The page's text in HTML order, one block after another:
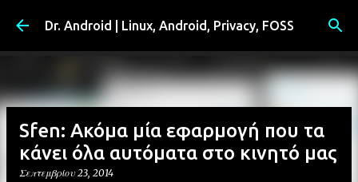
Μετάβαση στο κύριο περιεχόμενο
Dr. Android | Linux, Android, Privacy, FOSS
Sfen: Ακόμα μία εφαρμογή που τα
κάνει όλα αυτόματα στο κινητό μας
Σεπτεμβρίου 23, 2014